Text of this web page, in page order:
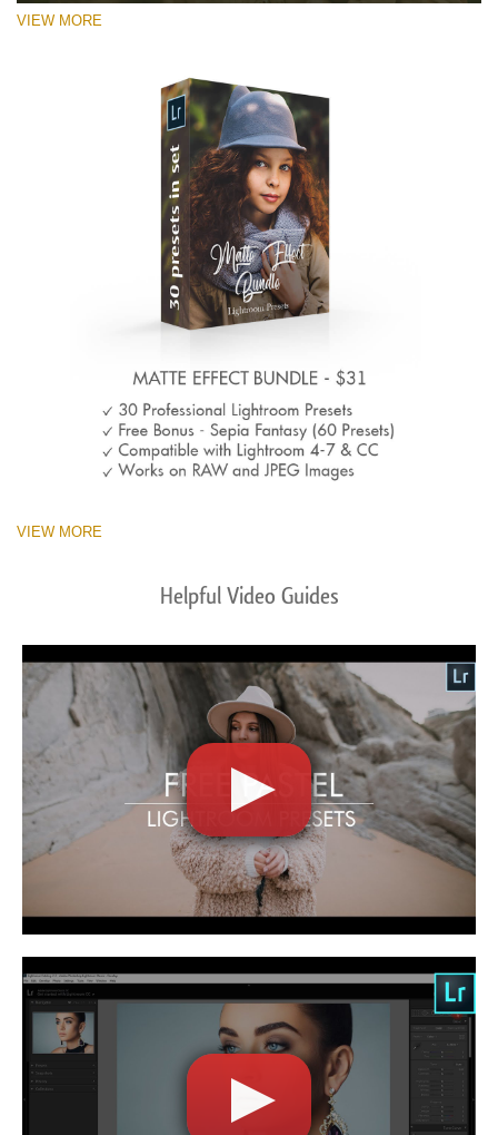
VIEW MORE
VIEW MORE
Helpful Video Guides